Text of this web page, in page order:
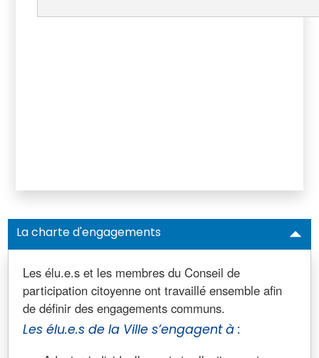
La charte d'engagements
Les élu.e.s et les membres du Conseil de
participation citoyenne ont travaillé ensemble afin
de définir des engagements communs.
Les élu.e.s de la Ville s’engagent à :